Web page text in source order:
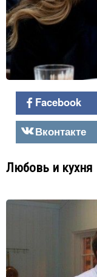
Facebook
Вконтакте
Любовь и кухня